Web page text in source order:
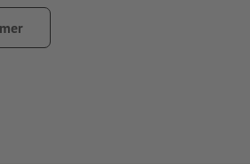
fett eller andra föroreningar. Detta
härdade.